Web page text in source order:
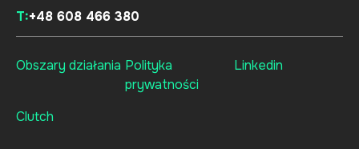
T:+48 608 466 380
Obszary działania Polityka
prywatności
Linkedin
Clutch